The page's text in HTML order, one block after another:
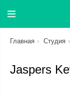
Главная Студия
Jaspers